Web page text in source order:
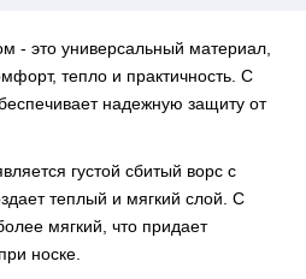
- это универсальный материал,
тепло и практичность. С
надежную защиту от
густой сбитый ворс с
теплый и мягкий слой. С
мягкий, что придает
носке.